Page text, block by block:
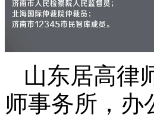
山东居高律
师事务所，办